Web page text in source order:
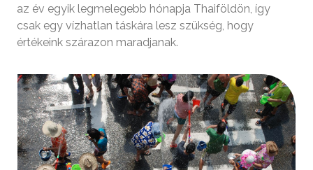
az év egyik legmelegebb hónapja Thaiföldön, így
csak egy vízhatlan táskára lesz szükség, hogy
értékeink szárazon maradjanak.